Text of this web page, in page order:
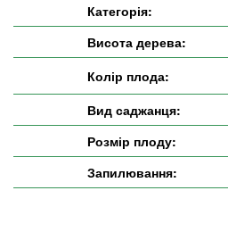
Категорія:
Висота дерева:
Колір плода:
Вид саджанця:
Розмір плоду:
Запилювання: